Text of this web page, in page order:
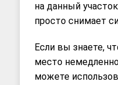
на данный
просто снимает
Если вы знаете,
место
можете